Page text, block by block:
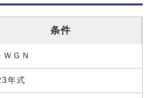
条件
ＷＧＮ
年式